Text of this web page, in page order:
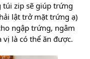
túi zip sẽ giúp trứng
lật trở mặt trứng ạ)
ngập trứng, ngâm
là có thể ăn được.